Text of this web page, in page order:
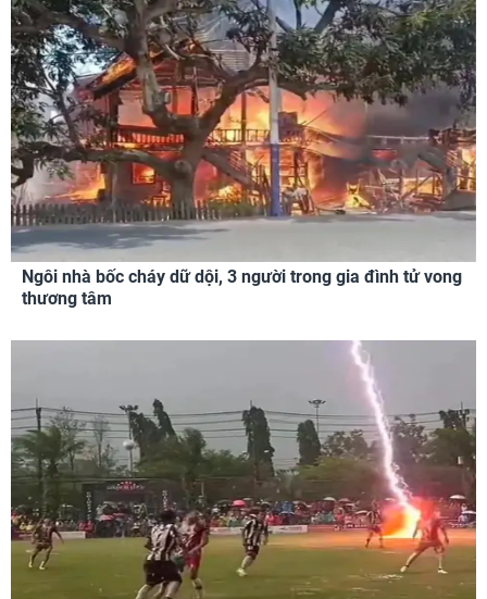
Ngôi nhà bốc cháy dữ dội, 3 người trong gia đình tử vong
thương tâm